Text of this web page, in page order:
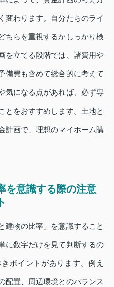
変わります。自分たちのライ
ちらを重視するかしっかり検
を立てる段階では、諸費用や
備費も含めて総合的に考えて
気になる点があれば、必ず専
とをおすすめします。土地と
計画で、理想のマイホーム購
を意識する際の注意
建物の比率」を意識すること
に数字だけを見て判断するの
ポイントがあります。例え
配置、周辺環境とのバランス